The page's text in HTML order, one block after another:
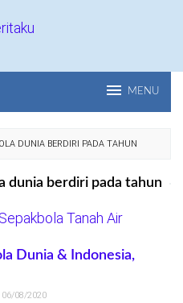
MENU
DUNIA BERDIRI PADA TAHUN
dunia berdiri pada tahun
Dunia & Indonesia,
06/08/2020